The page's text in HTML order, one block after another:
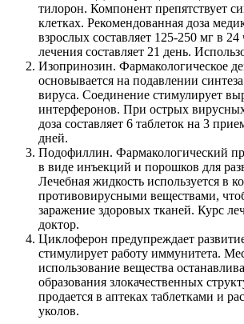
тилорон. Компонент препятствует
клетках. Рекомендованная доза
взрослых составляет 125-250 мг в 24
лечения составляет 21 день.
Изопринозин. Фармакологическое
основывается на подавлении
вируса. Соединение стимулирует
интерферонов. При острых
доза составляет 6 таблеток на 3
дней.
Подофиллин. Фармакологический
в виде инъекций и порошков для
Лечебная жидкость используется в
противовирусными веществами,
заражение здоровых тканей. Курс
доктор.
Циклоферон предупреждает
стимулирует работу иммунитета.
использование вещества
образования злокачественных
продается в аптеках таблетками и
уколов.